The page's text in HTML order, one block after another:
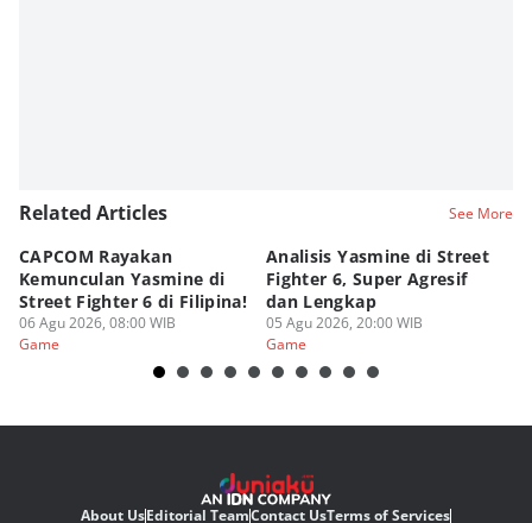
Related Articles See More
CAPCOM Rayakan
Kemunculan Yasmine di
Street Fighter 6 di Filipina!
06 Agu 2026, 08:00 WIB
Game
Analisis Yasmine di Street
Fighter 6, Super Agresif
dan Lengkap
05 Agu 2026, 20:00 WIB
Game
About UsEditorial TeamContact UsTerms of Services